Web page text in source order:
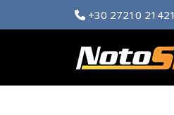
+30 27210 21421